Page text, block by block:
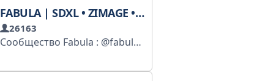
FABULA | SDXL • ZIMAGE • CHATGPT • FACESWAP
26163
Сообщество Fabula : @fabula_community Сайт для селлеров: www.fabula-ai.com Docs: https://disk.yandex.ru/d/fhFp9hp9sL1ssQ